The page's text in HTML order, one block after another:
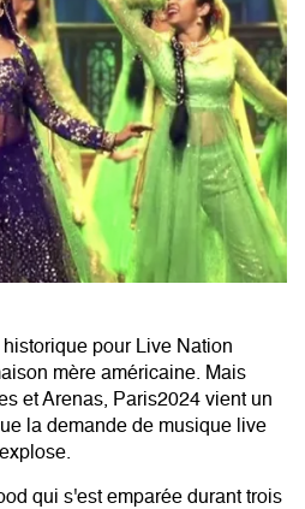
pour Live Nation
mère américaine. Mais
et Arenas, Paris2024 vient un
la demande de musique live
qui s'est emparée durant trois